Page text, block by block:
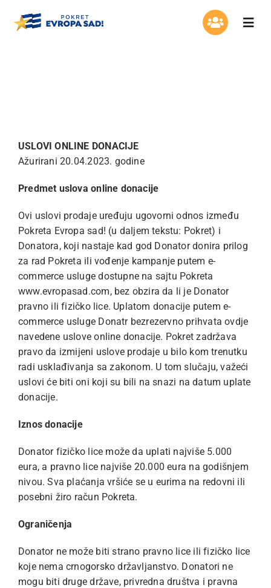
Asocijacija žena
Kontakt
USLOVI ONLINE DONACIJE
Ažurirani 20.04.2023. godine
Predmet uslova online donacije
Ovi uslovi prodaje uređuju ugovorni odnos između
Pokreta Evropa sad! (u daljem tekstu: Pokret) i
Donatora, koji nastaje kad god Donator donira prilog
za rad Pokreta ili vođenje kampanje putem e-
commerce usluge dostupne na sajtu Pokreta
www.evropasad.com, bez obzira da li je Donator
pravno ili fizičko lice. Uplatom donacije putem e-
commerce usluge Donatr bezrezervno prihvata ovdje
navedene uslove online donacije. Pokret zadržava
pravo da izmijeni uslove prodaje u bilo kom trenutku
radi usklađivanja sa zakonom. U tom slučaju, važeći
uslovi će biti oni koji su bili na snazi na datum uplate
donacije.
Iznos donacije
Donator fizičko lice može da uplati najviše 5.000
eura, a pravno lice najviše 20.000 eura na godišnjem
nivou. Sva plaćanja vršiće se u eurima na redovni ili
posebni žiro račun Pokreta.
Ograničenja
Donator ne može biti strano pravno lice ili fizičko lice
koje nema crnogorsko državljanstvo. Donatori ne
mogu biti druge države, privredna društva i pravna